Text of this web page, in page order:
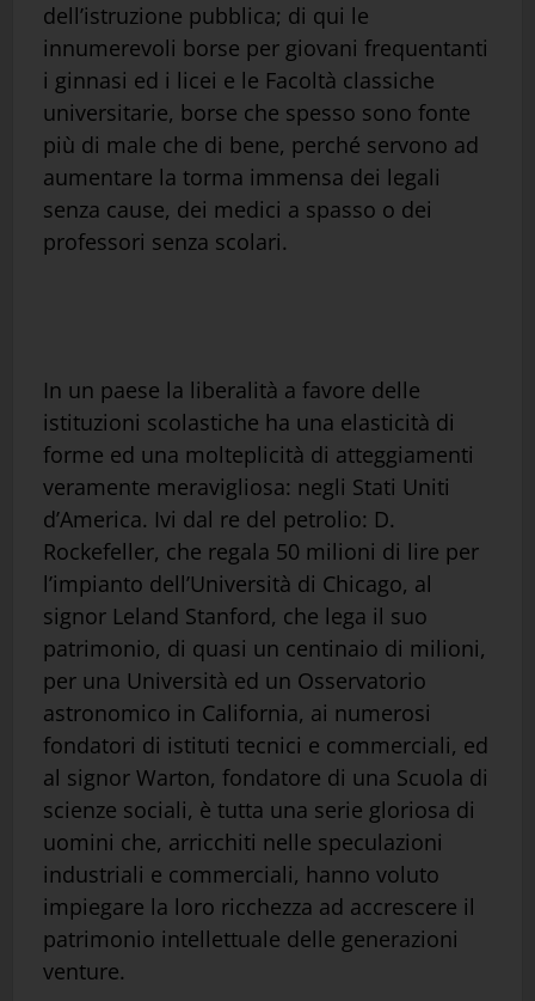
dell’istruzione pubblica; di qui le
innumerevoli borse per giovani frequentanti
i ginnasi ed i licei e le Facoltà classiche
universitarie, borse che spesso sono fonte
più di male che di bene, perché servono ad
aumentare la torma immensa dei legali
senza cause, dei medici a spasso o dei
professori senza scolari.
In un paese la liberalità a favore delle
istituzioni scolastiche ha una elasticità di
forme ed una molteplicità di atteggiamenti
veramente meravigliosa: negli Stati Uniti
d’America. Ivi dal re del petrolio: D.
Rockefeller, che regala 50 milioni di lire per
l’impianto dell’Università di Chicago, al
signor Leland Stanford, che lega il suo
patrimonio, di quasi un centinaio di milioni,
per una Università ed un Osservatorio
astronomico in California, ai numerosi
fondatori di istituti tecnici e commerciali, ed
al signor Warton, fondatore di una Scuola di
scienze sociali, è tutta una serie gloriosa di
uomini che, arricchiti nelle speculazioni
industriali e commerciali, hanno voluto
impiegare la loro ricchezza ad accrescere il
patrimonio intellettuale delle generazioni
venture.